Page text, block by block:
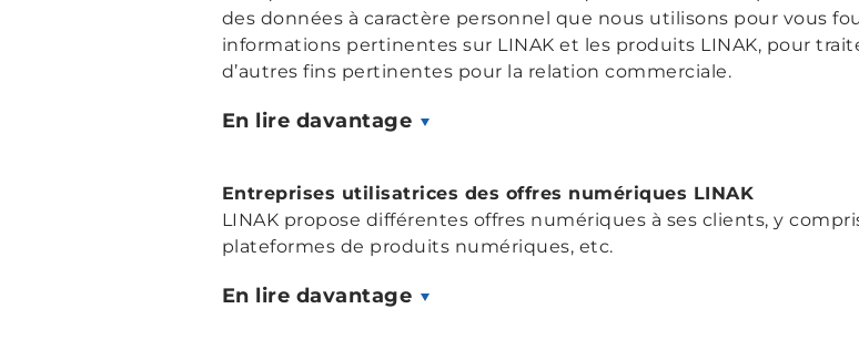
des données à caractère personnel que nous utilisons pour vous
informations pertinentes sur LINAK et les produits LINAK, pour
d’autres fins pertinentes pour la relation commerciale.
En lire davantage
Entreprises utilisatrices des offres numériques LINAK
LINAK propose différentes offres numériques à ses clients, y
plateformes de produits numériques, etc.
En lire davantage